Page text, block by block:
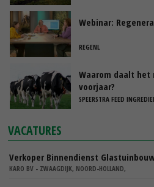
Webinar:
REGENL
Waarom daalt
voorjaar?
SPEERSTRA FEED
VACATURES
Verkoper Binnendienst
KARO BV - ZWAAGDIJK, NOORD-HOLLAND,